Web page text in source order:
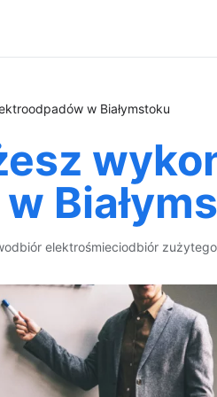
w Białymstoku
odbiór elektrośmieciodbiór